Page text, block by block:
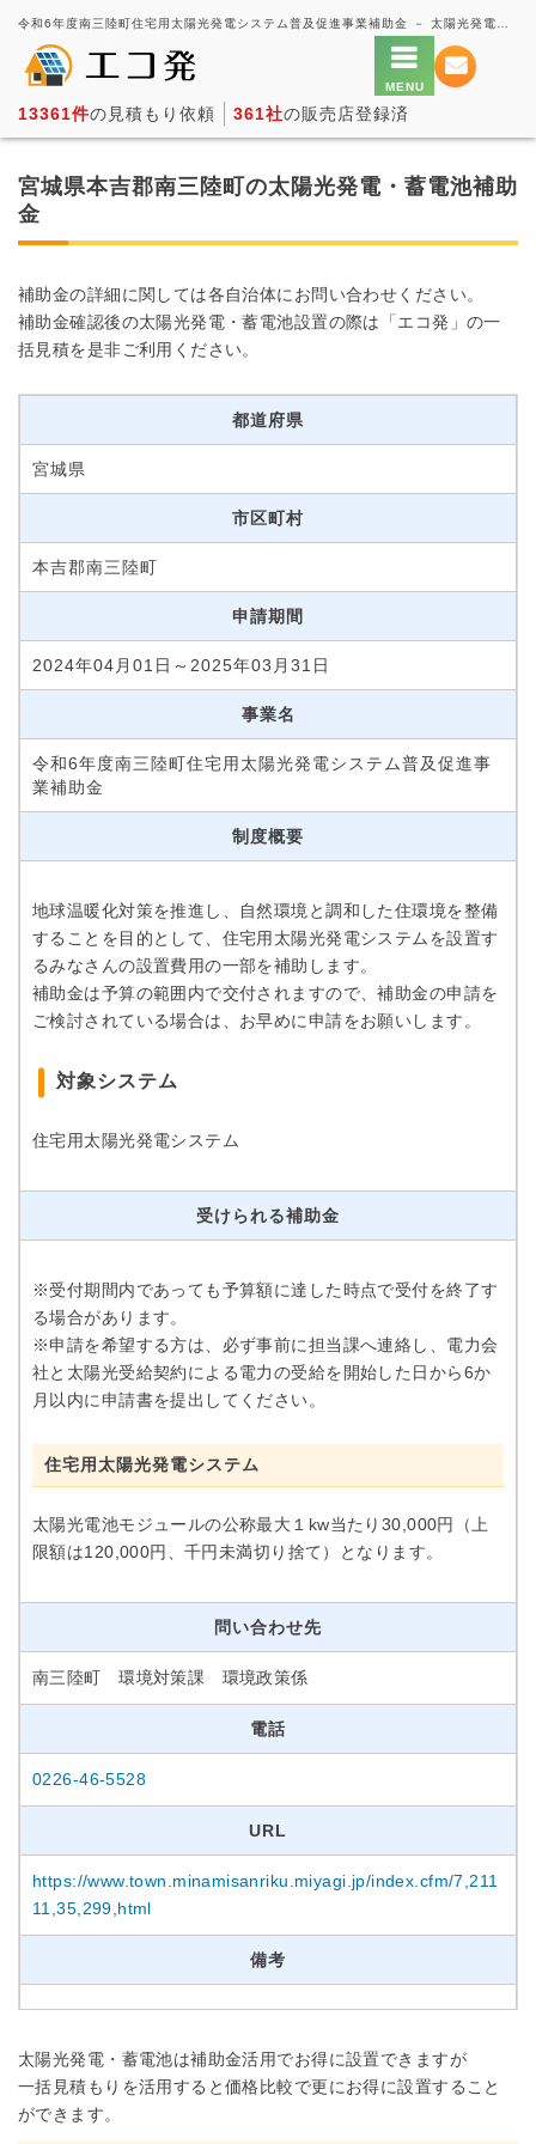
13361件の見積もり依頼 361社の販売店登録済
宮城県本吉郡南三陸町の太陽光発電・蓄電池補助
金
補助金の詳細に関しては各自治体にお問い合わせください。
補助金確認後の太陽光発電・蓄電池設置の際は「エコ発」の一
括見積を是非ご利用ください。
都道府県
宮城県
市区町村
本吉郡南三陸町
申請期間
2024年04月01日～2025年03月31日
事業名
令和6年度南三陸町住宅用太陽光発電システム普及促進事
業補助金
制度概要
地球温暖化対策を推進し、自然環境と調和した住環境を整備
することを目的として、住宅用太陽光発電システムを設置す
るみなさんの設置費用の一部を補助します。
補助金は予算の範囲内で交付されますので、補助金の申請を
ご検討されている場合は、お早めに申請をお願いします。
対象システム
住宅用太陽光発電システム
受けられる補助金
※受付期間内であっても予算額に達した時点で受付を終了す
る場合があります。
※申請を希望する方は、必ず事前に担当課へ連絡し、電力会
社と太陽光受給契約による電力の受給を開始した日から6か
月以内に申請書を提出してください。
住宅用太陽光発電システム
太陽光電池モジュールの公称最大１kw当たり30,000円（上
限額は120,000円、千円未満切り捨て）となります。
問い合わせ先
南三陸町 環境対策課 環境政策係
電話
0226-46-5528
URL
https://www.town.minamisanriku.miyagi.jp/index.cfm/7,211
11,35,299,html
備考
太陽光発電・蓄電池は補助金活用でお得に設置できますが
一括見積もりを活用すると価格比較で更にお得に設置すること
ができます。